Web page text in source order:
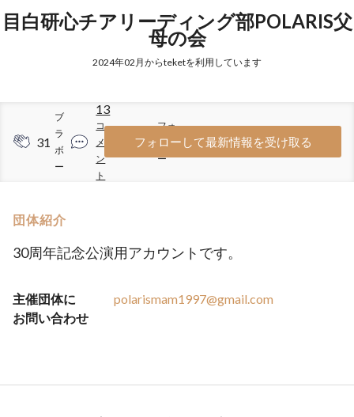
目白研心チアリーディング部POLARIS父
母の会
2024年02月からteketを利用しています
31
ブ
ラ
ボ
ー
13
コ
メ
ン
ト
89
フォ
ロワ
ー
フォローして最新情報を受け取る
団体紹介
30周年記念公演用アカウントです。
主催団体に
お問い合わせ
polarismam1997@gmail.com